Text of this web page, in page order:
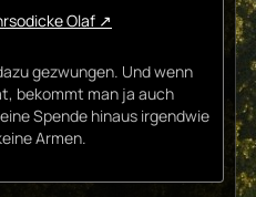
Olaf
gezwungen. Und wenn
bekommt man ja auch
Spende hinaus irgendwie
Armen.